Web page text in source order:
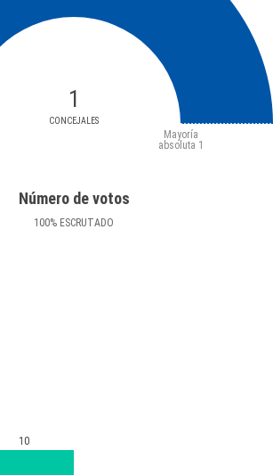
1
CONCEJALES
Mayoría
absoluta 1
Número de votos
100% ESCRUTADO
10